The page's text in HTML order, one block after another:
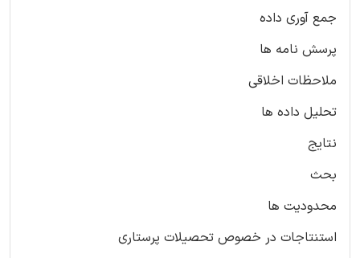
جمع آوری داده
پرسش نامه ها
ملاحظات اخلاقی
تحلیل داده ها
نتایج
بحث
محدودیت ها
استنتاجات در خصوص تحصیلات پرستاری